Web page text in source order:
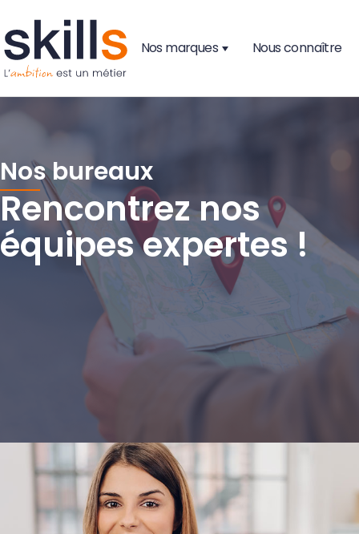
Nos marques Nous connaître
Nos bureaux
Rencontrez nos
équipes expertes !